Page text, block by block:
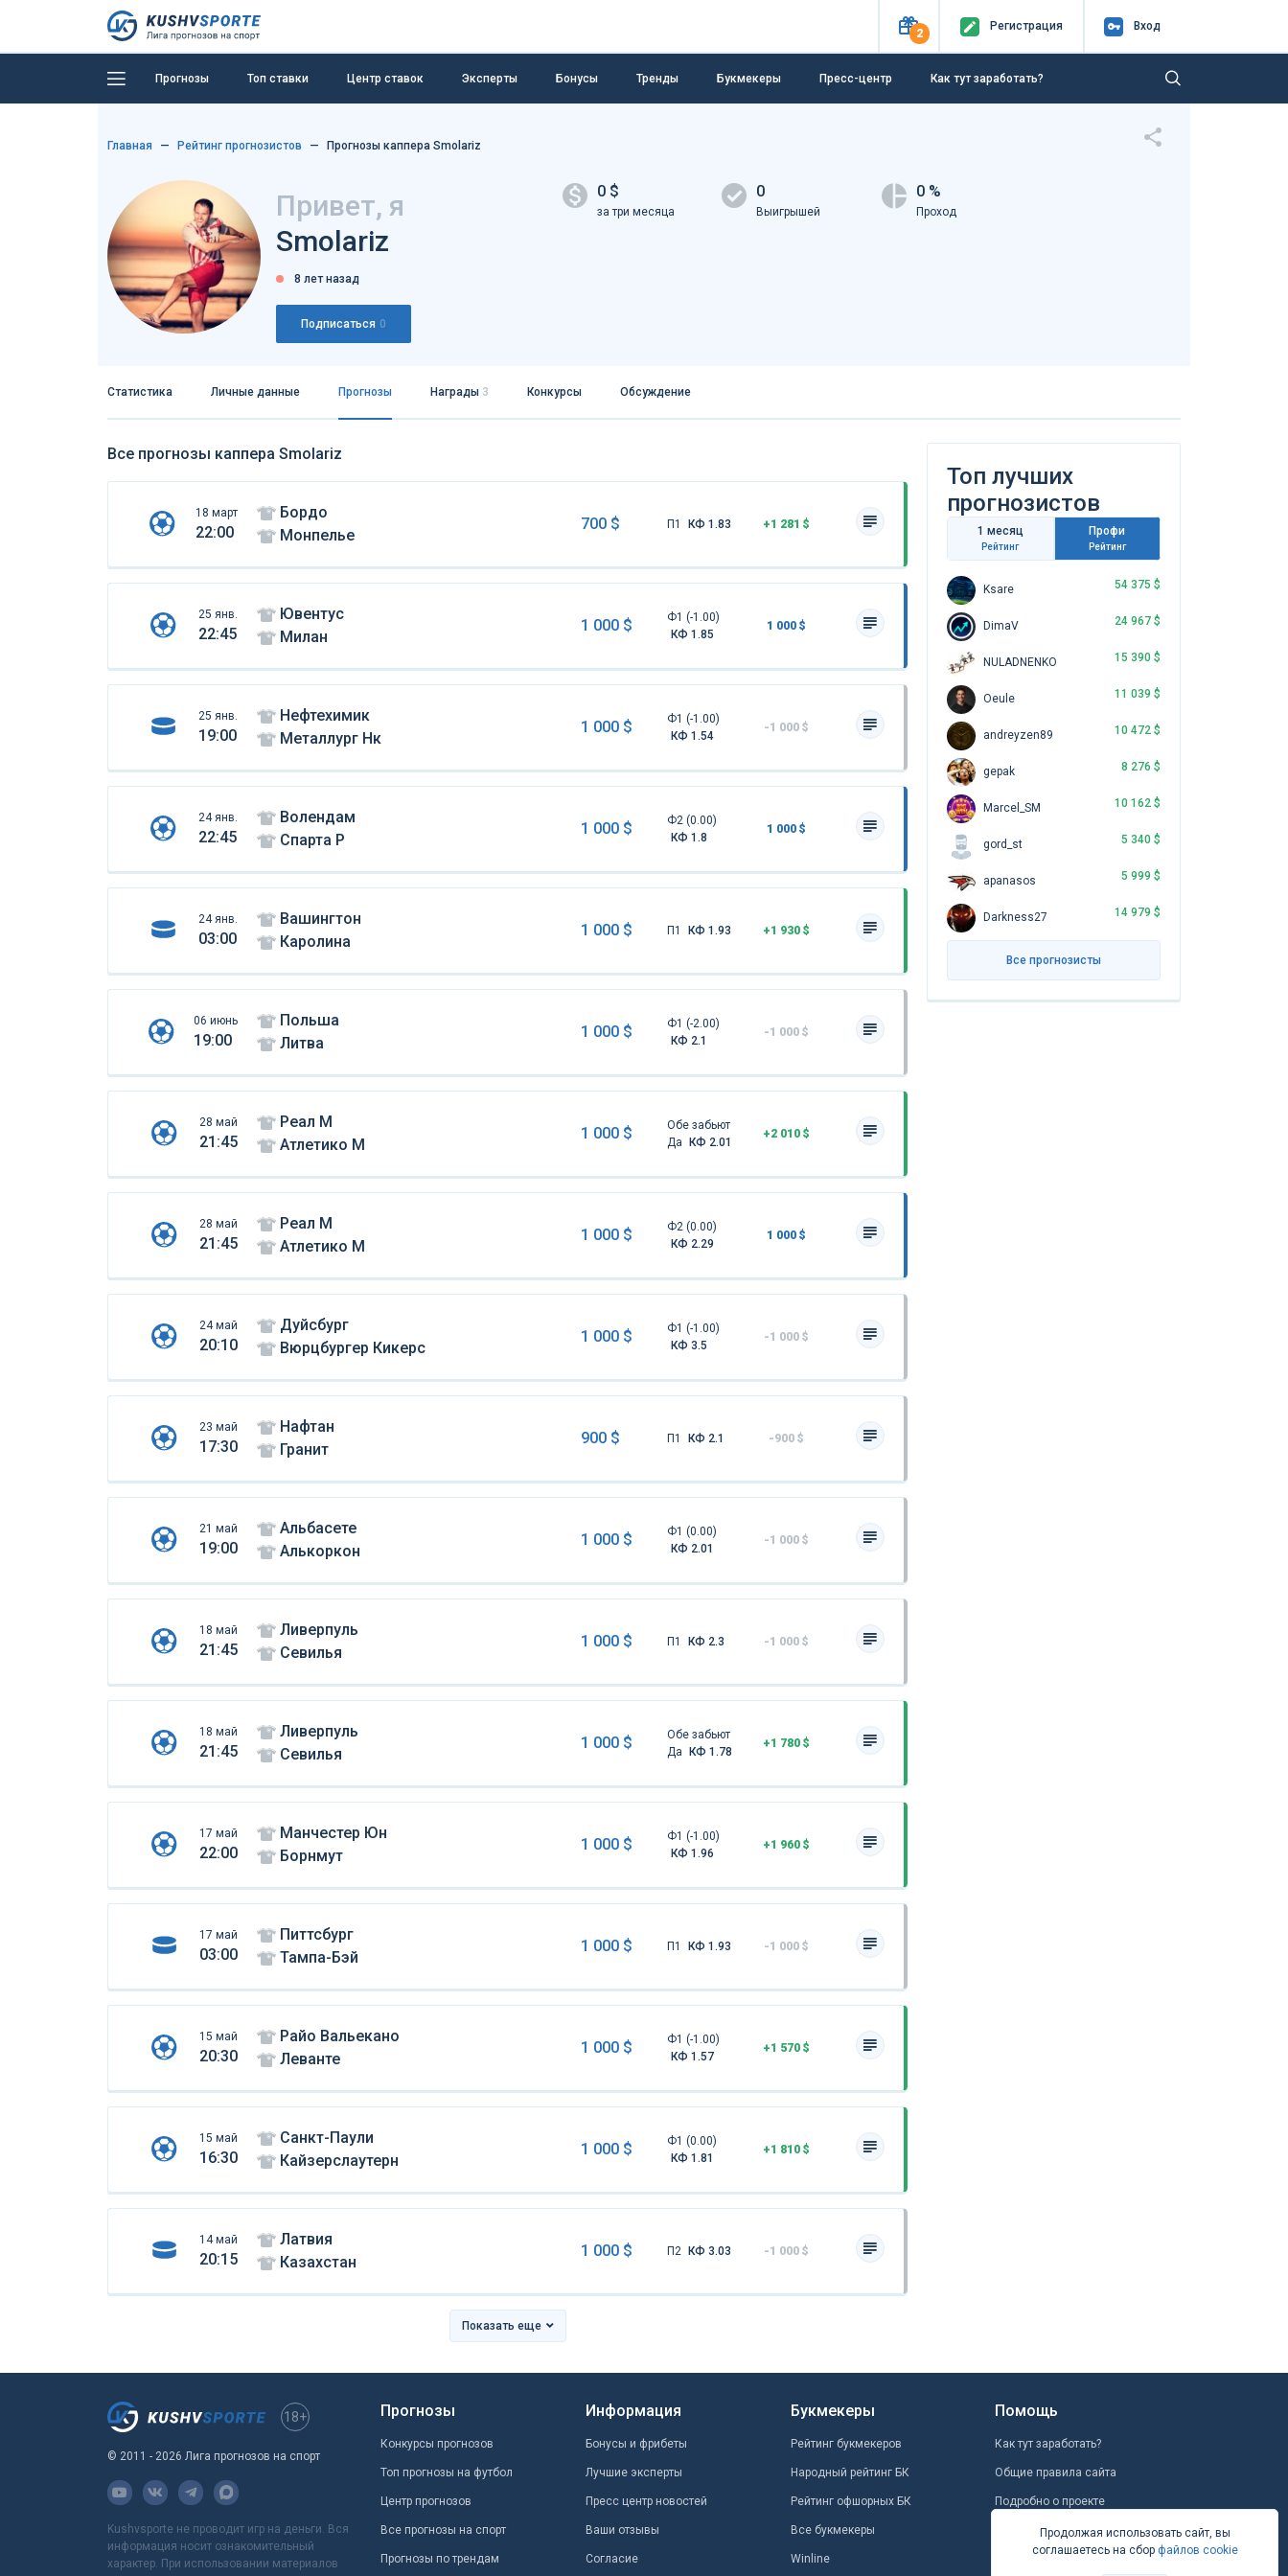
2
Регистрация Вход
Прогнозы Топ ставки Центр ставок Эксперты Бонусы Тренды Букмекеры Пресс-центр Как тут заработать?
Главная Рейтинг прогнозистов Прогнозы каппера Smolariz
Привет, я
Smolariz
8 лет назад
Подписаться 0
0 $
за три месяца
0
Выигрышей
0 %
Проход
Статистика Личные данные Прогнозы Награды 3 Конкурсы Обсуждение
Все прогнозы каппера Smolariz
18 март
22:00
Бордо
Монпелье
700 $ П1 КФ 1.83 +1 281 $
25 янв.
22:45
Ювентус
Милан
1 000 $
Ф1 (-1.00)
КФ 1.85
1 000 $
25 янв.
19:00
Нефтехимик
Металлург Нк
1 000 $
Ф1 (-1.00)
КФ 1.54
-1 000 $
24 янв.
22:45
Волендам
Спарта Р
1 000 $
Ф2 (0.00)
КФ 1.8
1 000 $
24 янв.
03:00
Вашингтон
Каролина
1 000 $ П1 КФ 1.93 +1 930 $
06 июнь
19:00
Польша
Литва
1 000 $
Ф1 (-2.00)
КФ 2.1
-1 000 $
28 май
21:45
Реал М
Атлетико М
1 000 $
Обе забьют
Да КФ 2.01
+2 010 $
28 май
21:45
Реал М
Атлетико М
1 000 $
Ф2 (0.00)
КФ 2.29
1 000 $
24 май
20:10
Дуйсбург
Вюрцбургер Кикерс
1 000 $
Ф1 (-1.00)
КФ 3.5
-1 000 $
23 май
17:30
Нафтан
Гранит
900 $ П1 КФ 2.1 -900 $
21 май
19:00
Альбасете
Алькоркон
1 000 $
Ф1 (0.00)
КФ 2.01
-1 000 $
18 май
21:45
Ливерпуль
Севилья
1 000 $ П1 КФ 2.3 -1 000 $
18 май
21:45
Ливерпуль
Севилья
1 000 $
Обе забьют
Да КФ 1.78
+1 780 $
17 май
22:00
Манчестер Юн
Борнмут
1 000 $
Ф1 (-1.00)
КФ 1.96
+1 960 $
17 май
03:00
Питтсбург
Тампа-Бэй
1 000 $ П1 КФ 1.93 -1 000 $
15 май
20:30
Райо Вальекано
Леванте
1 000 $
Ф1 (-1.00)
КФ 1.57
+1 570 $
15 май
16:30
Санкт-Паули
Кайзерслаутерн
1 000 $
Ф1 (0.00)
КФ 1.81
+1 810 $
14 май
20:15
Латвия
Казахстан
1 000 $ П2 КФ 3.03 -1 000 $
Показать еще
Топ лучших
прогнозистов
1 месяц
Рейтинг
Профи
Рейтинг
Ksare 54 375 $
DimaV 24 967 $
NULADNENKO 15 390 $
Oeule 11 039 $
andreyzen89 10 472 $
gepak 8 276 $
Marcel_SM 10 162 $
gord_st 5 340 $
apanasos 5 999 $
Darkness27 14 979 $
Все прогнозисты
18+
© 2011 - 2026 Лига прогнозов на спорт
Kushvsporte не проводит игр на деньги. Вся
информация носит ознакомительный
характер. При использовании материалов
Прогнозы
Конкурсы прогнозов
Топ прогнозы на футбол
Центр прогнозов
Все прогнозы на спорт
Прогнозы по трендам
Информация
Бонусы и фрибеты
Лучшие эксперты
Пресс центр новостей
Ваши отзывы
Согласие
Букмекеры
Рейтинг букмекеров
Народный рейтинг БК
Рейтинг офшорных БК
Все букмекеры
Winline
Помощь
Как тут заработать?
Общие правила сайта
Подробно о проекте
Школа ставокПродолжая использовать сайт, вы
соглашаетесь на сбор файлов cookie